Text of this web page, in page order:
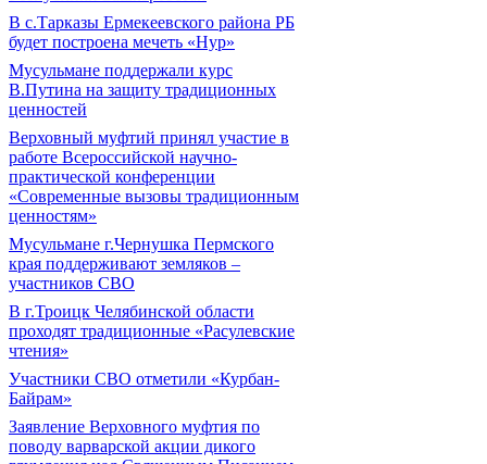
В с.Тарказы Ермекеевского района РБ
будет построена мечеть «Нур»
Мусульмане поддержали курс
В.Путина на защиту традиционных
ценностей
Верховный муфтий принял участие в
работе Всероссийской научно-
практической конференции
«Современные вызовы традиционным
ценностям»
Мусульмане г.Чернушка Пермского
края поддерживают земляков –
участников СВО
В г.Троицк Челябинской области
проходят традиционные «Расулевские
чтения»
Участники СВО отметили «Курбан-
Байрам»
Заявление Верховного муфтия по
поводу варварской акции дикого